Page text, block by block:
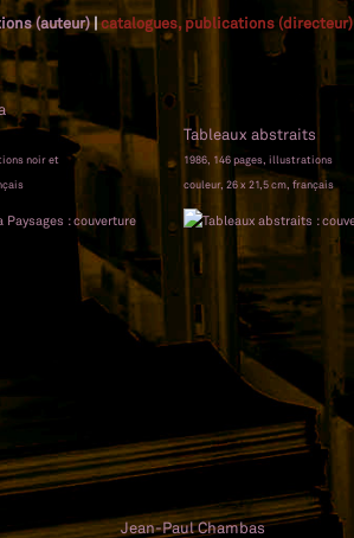
(auteur)|catalogues, publications (directeur)
noir et
Tableaux abstraits
1986, 146 pages, illustrations
couleur, 26 x 21,5 cm, français
Jean-Paul Chambas